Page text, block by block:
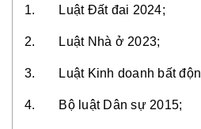
1. Luật Đất đai 2024;
2. Luật Nhà ở 2023;
3. Luật Kinh doanh bất
4. Bộ luật Dân sự 2015;